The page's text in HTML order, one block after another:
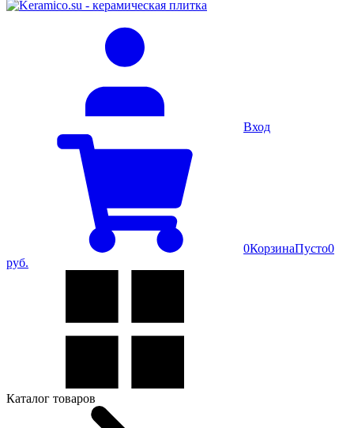
Вход
0КорзинаПусто0
руб.
Каталог товаров